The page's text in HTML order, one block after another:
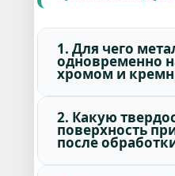
1. Для чего
одновременно
хромом и
2. Какую
поверхность
после